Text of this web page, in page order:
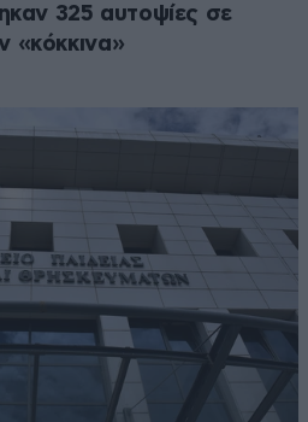
325 αυτοψίες σε
«κόκκινα»